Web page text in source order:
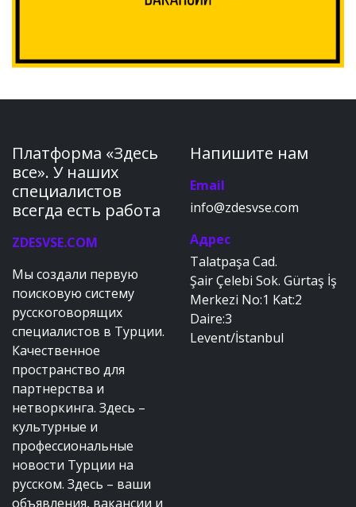
Платформа «Здесь
все». У наших
специалистов
всегда есть работа
ZDESVSE.COM
Мы создали первую
поисковую систему
русскоговорящих
специалистов в Турции.
Качественное
пространство для
партнерства и
нетворкинга. Здесь –
культурные и
профессиональные
новости Турции на
русском. Здесь – ваши
объявления, вакансии и
Напишите нам
Email
info@zdesvse.com
Адрес
Talatpaşa Cad.
Şair Çelebi Sok. Gürtaş İş
Merkezi No:1 Kat:2
Daire:3
Levent/İstanbul